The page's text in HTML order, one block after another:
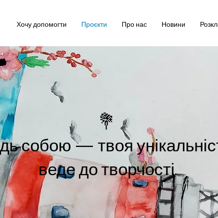
Хочу допомогти Проєкти Про нас Новини
💐
собою — твоя
веде до творчості